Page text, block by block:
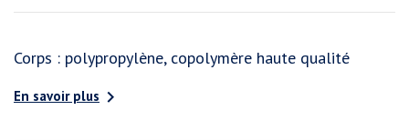
Corps : polypropylène, copolymère haute qualité
En savoir plus 